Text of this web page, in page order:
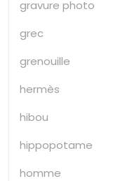
gravure photo
grec
grenouille
hermès
hibou
hippopotame
homme